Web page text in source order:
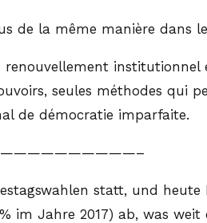
de la même manière dans
renouvellement
seules méthodes qui
de démocratie imparfaite.
statt, und
im Jahre 2017) ab, was